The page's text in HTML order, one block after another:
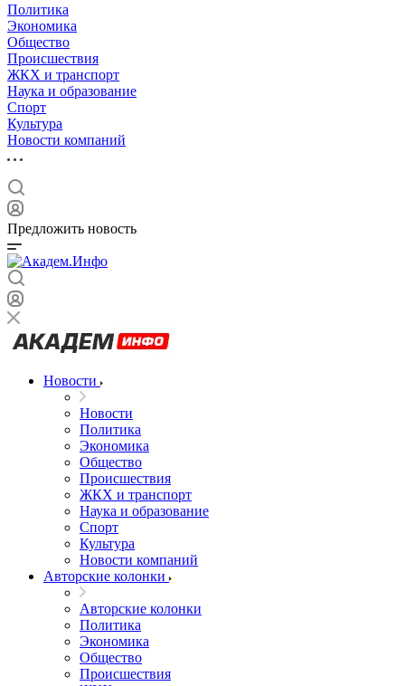
Политика
Экономика
Общество
Происшествия
ЖКХ и транспорт
Наука и образование
Спорт
Культура
Новости компаний
Предложить новость
Новости
Новости
Политика
Экономика
Общество
Происшествия
ЖКХ и транспорт
Наука и образование
Спорт
Культура
Новости компаний
Авторские колонки
Авторские колонки
Политика
Экономика
Общество
Происшествия